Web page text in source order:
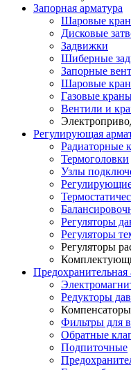
Запорная арматура
Шаровые
Дисковые
Задвижки
Шиберные
Запорные
Шаровые
Газовые
Вентили и
Регулирующая
Радиаторные
Термоголовки
Узлы
Регуляторы
Регуляторы
Регуляторы
Предохранительная
Редукторы
Фильтры для
Обратные
Подпиточные